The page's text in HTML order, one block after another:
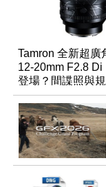
Tamron 全新超廣
12-20mm F2.8 Di
登場？間諜照與
流出